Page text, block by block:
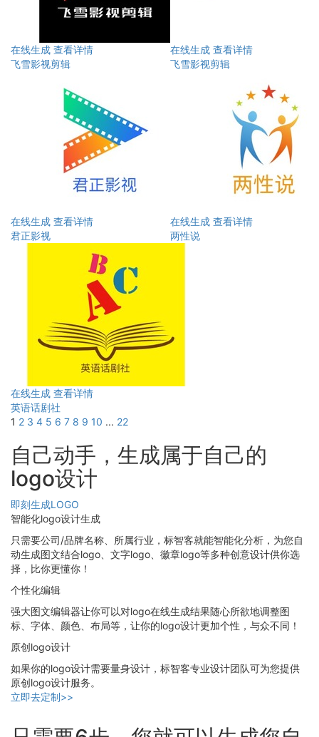
在线生成 查看详情
飞雪影视剪辑
在线生成 查看详情
飞雪影视剪辑
在线生成 查看详情
君正影视
在线生成 查看详情
两性说
在线生成 查看详情
英语话剧社
1 2 3 4 5 6 7 8 9 10 ... 22
自己动手，生成属于自己的
logo设计
即刻生成LOGO
智能化logo设计生成
只需要公司/品牌名称、所属行业，标智客就能智能化分析，为您自
动生成图文结合logo、文字logo、徽章logo等多种创意设计供你选
择，比你更懂你！
个性化编辑
强大图文编辑器让你可以对logo在线生成结果随心所欲地调整图
标、字体、颜色、布局等，让你的logo设计更加个性，与众不同！
原创logo设计
如果你的logo设计需要量身设计，标智客专业设计团队可为您提供
原创logo设计服务。
立即去定制>>